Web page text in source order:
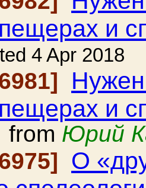
и
4 Apr 2018
и
from Юрий
О